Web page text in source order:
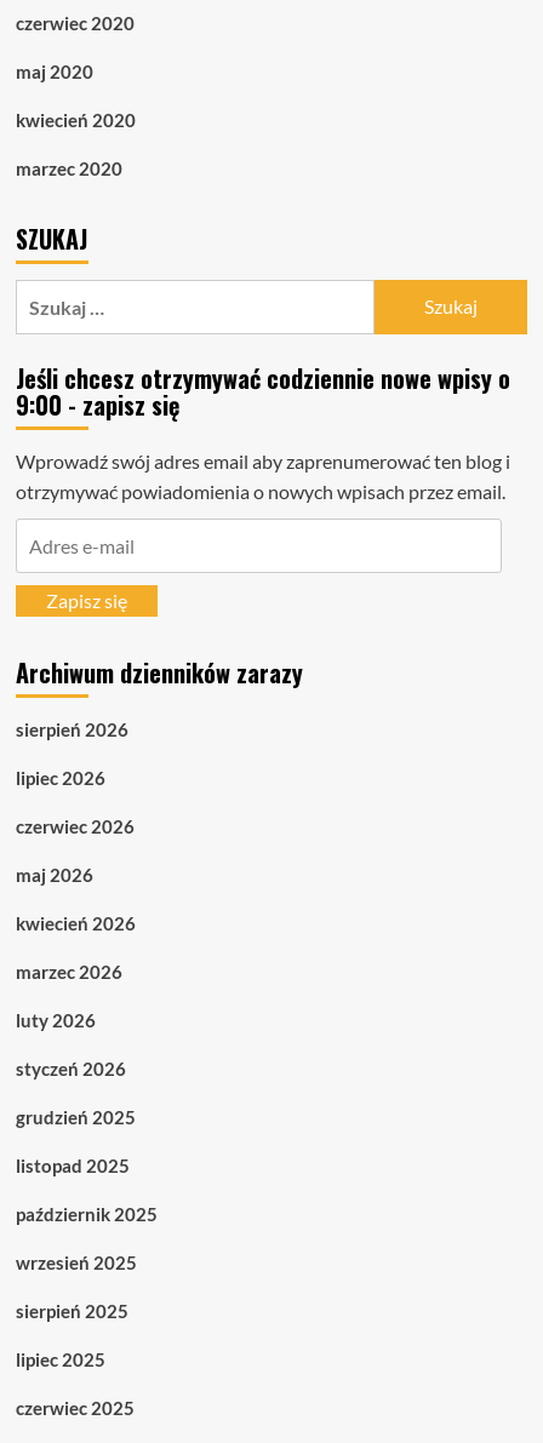
czerwiec 2020
maj 2020
kwiecień 2020
marzec 2020
SZUKAJ
Jeśli chcesz otrzymywać codziennie nowe wpisy o
9:00 - zapisz się
Wprowadź swój adres email aby zaprenumerować ten blog i
otrzymywać powiadomienia o nowych wpisach przez email.
mailZapisz się
Archiwum dzienników zarazy
sierpień 2026
lipiec 2026
czerwiec 2026
maj 2026
kwiecień 2026
marzec 2026
luty 2026
styczeń 2026
grudzień 2025
listopad 2025
październik 2025
wrzesień 2025
sierpień 2025
lipiec 2025
czerwiec 2025